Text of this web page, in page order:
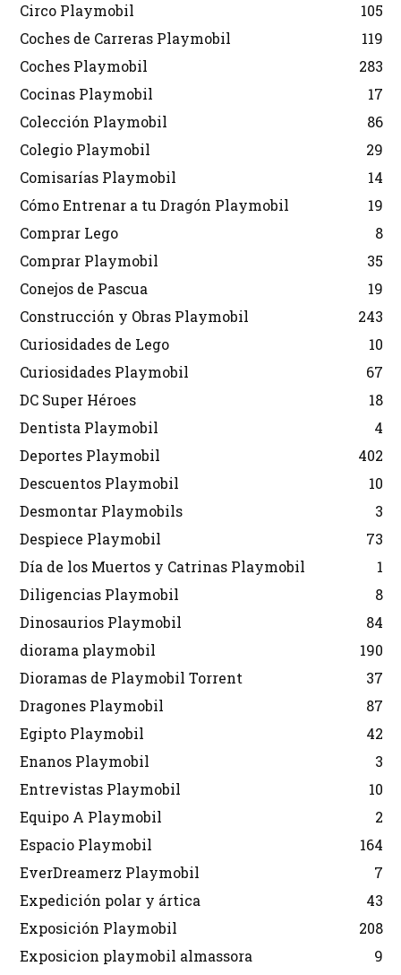
Circo Playmobil
105
Coches de Carreras Playmobil
119
Coches Playmobil
283
Cocinas Playmobil
17
Colección Playmobil
86
Colegio Playmobil
29
Comisarías Playmobil
14
Cómo Entrenar a tu Dragón Playmobil
19
Comprar Lego
8
Comprar Playmobil
35
Conejos de Pascua
19
Construcción y Obras Playmobil
243
Curiosidades de Lego
10
Curiosidades Playmobil
67
DC Super Héroes
18
Dentista Playmobil
4
Deportes Playmobil
402
Descuentos Playmobil
10
Desmontar Playmobils
3
Despiece Playmobil
73
Día de los Muertos y Catrinas Playmobil
1
Diligencias Playmobil
8
Dinosaurios Playmobil
84
diorama playmobil
190
Dioramas de Playmobil Torrent
37
Dragones Playmobil
87
Egipto Playmobil
42
Enanos Playmobil
3
Entrevistas Playmobil
10
Equipo A Playmobil
2
Espacio Playmobil
164
EverDreamerz Playmobil
7
Expedición polar y ártica
43
Exposición Playmobil
208
Exposicion playmobil almassora
9